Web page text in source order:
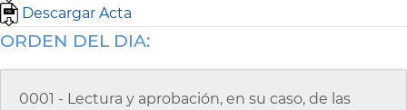
Descargar Acta
ORDEN DEL DIA:
0001 - Lectura y aprobación, en su caso, de las